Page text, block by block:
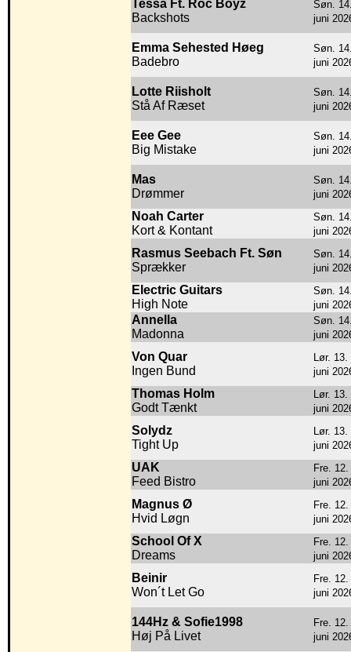
Tessa Ft. Roc Boyz
Backshots
Søn.
juni
Emma Sehested Høeg
Badebro
Søn.
juni
Lotte Riisholt
Stå Af Ræset
Søn.
juni
Eee Gee
Big Mistake
Søn.
juni
Mas
Drømmer
Søn.
juni
Noah Carter
Kort & Kontant
Søn.
juni
Rasmus Seebach Ft. Søn
Sprækker
Søn.
juni
Electric Guitars
High Note
Søn.
juni
Annella
Madonna
Søn.
juni
Von Quar
Ingen Bund
Lør. 13.
juni
Thomas Holm
Godt Tænkt
Lør. 13.
juni
Solydz
Tight Up
Lør. 13.
juni
UAK
Feed Bistro
Fre. 12.
juni
Magnus Ø
Hvid Løgn
Fre. 12.
juni
School Of X
Dreams
Fre. 12.
juni
Beinir
Won´t Let Go
Fre. 12.
juni
144Hz & Sofie1998
Høj På Livet
Fre. 12.
juni